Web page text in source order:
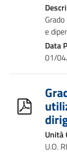
e
Data
01/
Unità
U.O.